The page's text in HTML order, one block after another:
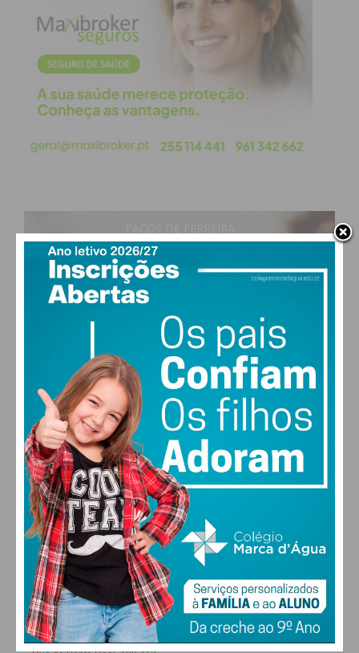
17°
clear sky
86% humidade
30°
QUI
30
SEX
30°
SÁB
28°
DOM
ALTERAR
FARMACIAS DE SERVIÇO EM PAÇOS DE
FERREIRA